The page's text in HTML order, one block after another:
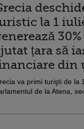
la 1
țara să
din
va primi turişti de la
de la Atena,